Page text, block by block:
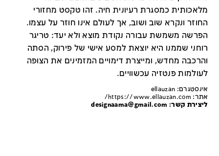
מלאכותית כמסגרת רעיונית חיה. זהו טקסט מחזורי
החוזר ונקרא שוב ושוב, אך לעולם אינו חוזר על עצמו.
הפרשה משמשת עבורה נקודת מוצא ולא יעד: טריגר
רוחני שממנו היא יוצאת למסע אישי של פירוק, הסתה
והרכבה מחדש, ומייצרת דימויים המזמינים את הצופה
לעולמות פנטזיה עכשוויים.
אינסטגרם: ellauzan
אתר: https://www.ellauzan.com/
ליצירת קשר: designaama@gmail.com